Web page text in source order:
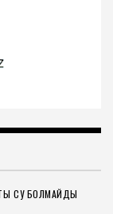
СУ БОЛМАЙДЫ